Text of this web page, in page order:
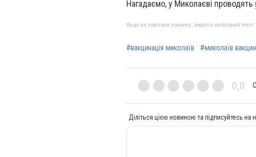
Нагадаємо, у Миколаєві проводять
Якщо ви помітили помилку, виділіть необхідний
#вакцинація миколаїв #миколаїв
0,0
Діліться цією новиною та підписуйтесь на